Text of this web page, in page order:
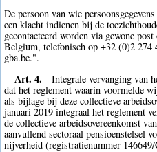
De persoon van wie
een klacht indienen bij de
gecontacteerd worden via gewone
Belgium, telefonisch op +32 (0)2 274
gba.be.".
Art. 4.
Integrale vervanging van
dat het reglement waarin voormelde
als bijlage bij deze collectieve
januari 2019 integraal het reglement
de collectieve arbeidsovereenkomst
aanvullend sectoraal pensioenstelsel
nijverheid (registratienummer